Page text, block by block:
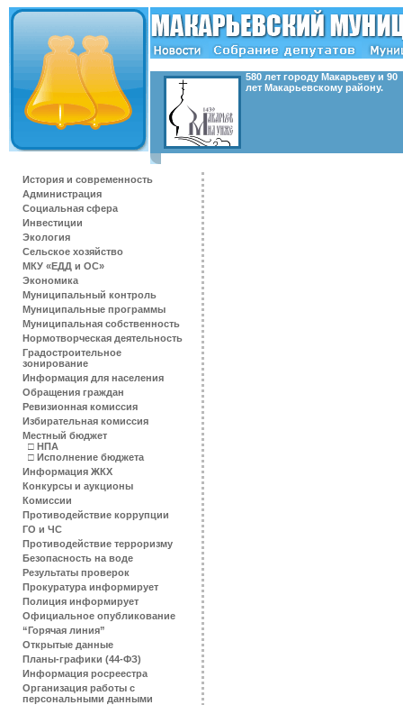
580 лет городу Макарьеву и 90
лет Макарьевскому району.
История и современность
Администрация
Социальная сфера
Инвестиции
Экология
Сельское хозяйство
МКУ «ЕДД и ОС»
Экономика
Муниципальный контроль
Муниципальные программы
Муниципальная собственность
Нормотворческая деятельность
Градостроительное
зонирование
Информация для населения
Обращения граждан
Ревизионная комиссия
Избирательная комиссия
Местный бюджет
□ НПА
□ Исполнение бюджета
Информация ЖКХ
Конкурсы и аукционы
Комиссии
Противодействие коррупции
ГО и ЧС
Противодействие терроризму
Безопасность на воде
Результаты проверок
Прокуратура информирует
Полиция информирует
Официальное опубликование
“Горячая линия”
Открытые данные
Планы-графики (44-ФЗ)
Информация росреестра
Организация работы с
персональными данными